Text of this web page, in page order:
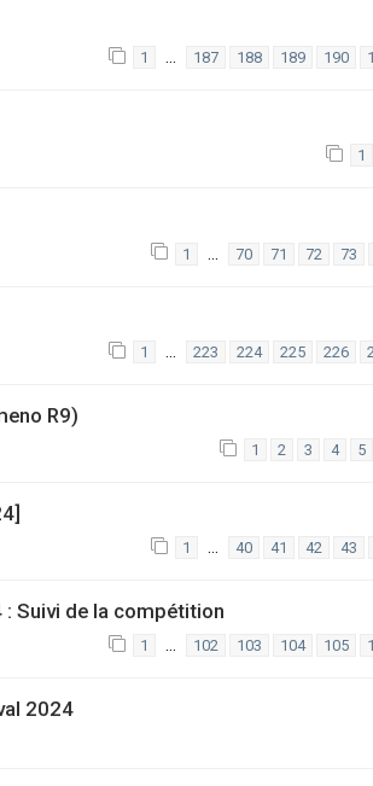
1 … 187 188 189 190
1
1 70 71 72 73
1 223 224 225 226
R9)
1 2 3 4 5
1 40 41 42 43
Suivi de la compétition
1 … 102 103 104 105
2024